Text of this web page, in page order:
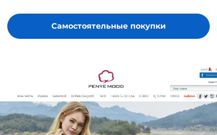
Самостоятельные покупки